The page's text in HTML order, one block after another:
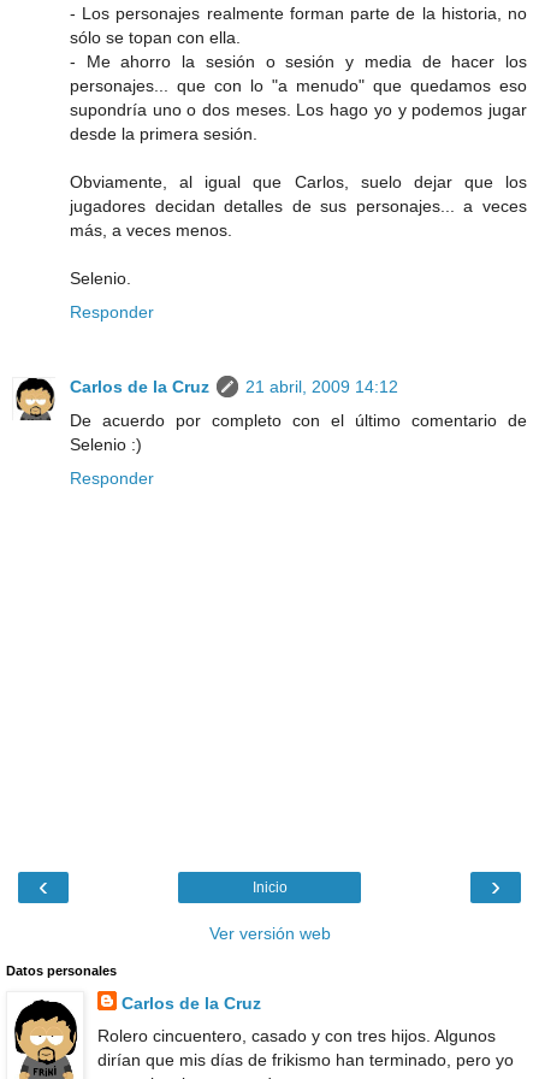
- Los personajes realmente forman parte de la historia, no
sólo se topan con ella.
- Me ahorro la sesión o sesión y media de hacer los
personajes... que con lo "a menudo" que quedamos eso
supondría uno o dos meses. Los hago yo y podemos jugar
desde la primera sesión.
Obviamente, al igual que Carlos, suelo dejar que los
jugadores decidan detalles de sus personajes... a veces
más, a veces menos.
Selenio.
Responder
Carlos de la Cruz
21 abril, 2009 14:12
De acuerdo por completo con el último comentario de
Selenio :)
Responder
‹ ›
Inicio
Ver versión web
Datos personales
Carlos de la Cruz
Rolero cincuentero, casado y con tres hijos. Algunos
dirían que mis días de frikismo han terminado, pero yo